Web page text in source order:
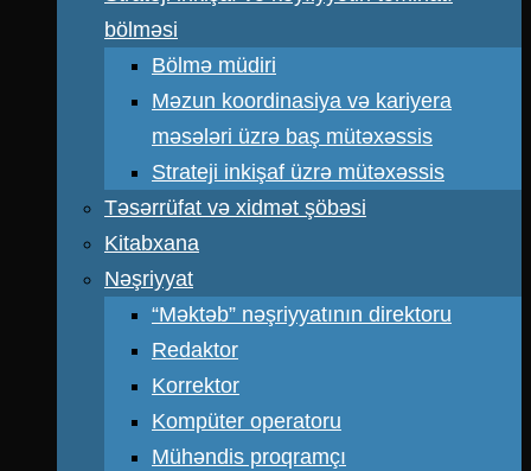
bölməsi
Bölmə müdiri
Məzun koordinasiya və kariyera
məsələri üzrə baş mütəxəssis
Strateji inkişaf üzrə mütəxəssis
Təsərrüfat və xidmət şöbəsi
Kitabxana
Nəşriyyat
“Məktəb” nəşriyyatının direktoru
Redaktor
Korrektor
Kompüter operatoru
Mühəndis proqramçı